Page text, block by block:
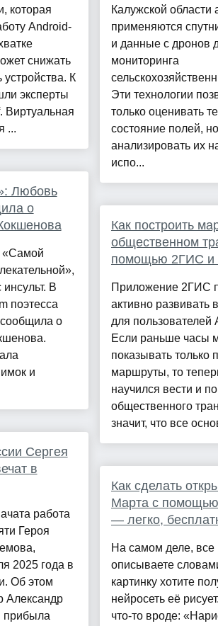
которая
Android-
снижать
устройства. К
эксперты
Виртуальная
...
Любовь
о
«Самой
В
поэтесса
о
и
Сергея
в
работа
Героя
2025 года в
Об этом
Александр
прибыла
Калужской области
применяются
и данные с дронов
мониторинга
Эти технологии
только оценивать
состояние полей,
анализировать их
испо...
Как построить
общественном
помощью 2ГИС и
Приложение 2ГИС
активно развивать
для пользователей
Если раньше часы
показывать только
маршруты, то
научился вести и
общественного
значит, что все
Как сделать
Марта с помощью
— легко,
​​​​​​На самом деле, все
описываете
картинку хотите
нейросеть её
что-то вроде: